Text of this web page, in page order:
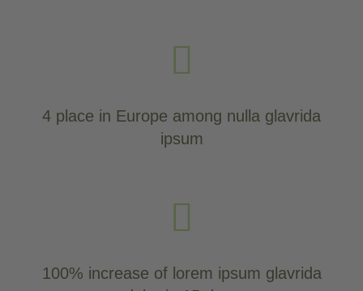
4 place in Europe among nulla glavrida
ipsum
100% increase of lorem ipsum glavrida